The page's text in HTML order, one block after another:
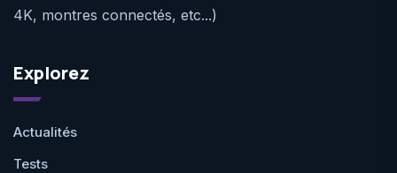
4K, montres connectés, etc...)
Explorez
Actualités
Tests